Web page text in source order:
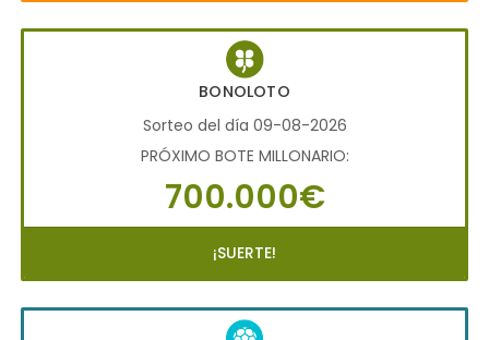
BONOLOTO
Sorteo del día 09-08-2026
PRÓXIMO BOTE MILLONARIO:
700.000€
¡SUERTE!